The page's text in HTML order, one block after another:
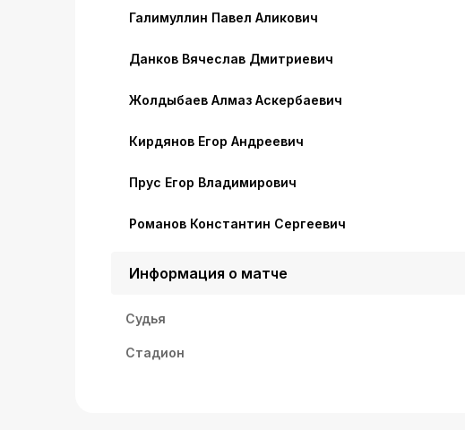
Галимуллин Павел Аликович
Данков Вячеслав Дмитриевич
Жолдыбаев Алмаз Аскербаевич
Кирдянов Егор Андреевич
Прус Егор Владимирович
Романов Константин Сергеевич
Информация о матче
Судья
Стадион